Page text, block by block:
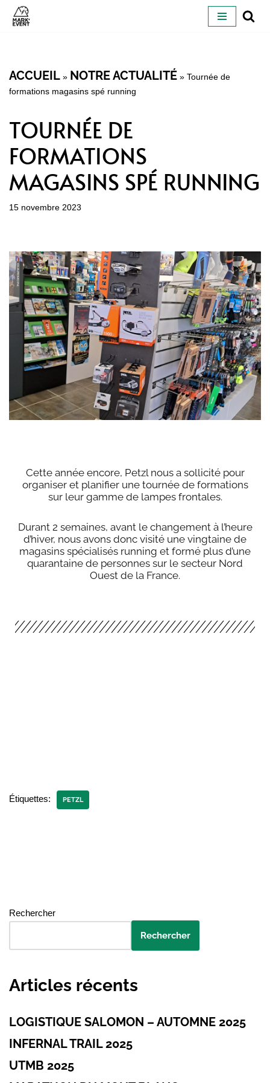
ACCUEIL » NOTRE ACTUALITÉ » Tournée de
formations magasins spé running
TOURNÉE DE
FORMATIONS
MAGASINS SPÉ RUNNING
15 novembre 2023
Cette année encore, Petzl nous a sollicité pour
organiser et planifier une tournée de formations
sur leur gamme de lampes frontales.
Durant 2 semaines, avant le changement à l’heure
d’hiver, nous avons donc visité une vingtaine de
magasins spécialisés running et formé plus d’une
quarantaine de personnes sur le secteur Nord
Ouest de la France.
Étiquettes: PETZL
Rechercher
Rechercher
Articles récents
LOGISTIQUE SALOMON – AUTOMNE 2025
INFERNAL TRAIL 2025
UTMB 2025